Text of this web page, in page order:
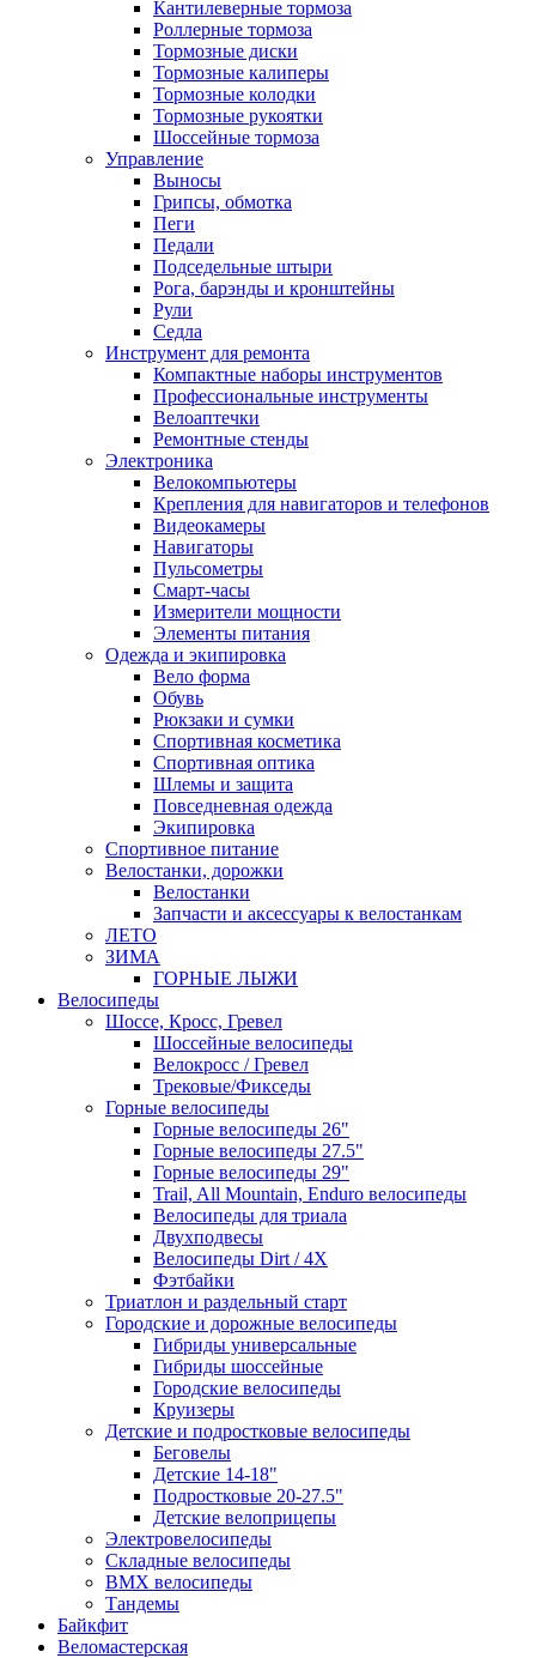
Кантилеверные тормоза
Роллерные тормоза
Тормозные диски
Тормозные калиперы
Тормозные колодки
Тормозные рукоятки
Шоссейные тормоза
Управление
Выносы
Грипсы, обмотка
Пеги
Педали
Подседельные штыри
Рога, барэнды и кронштейны
Рули
Седла
Инструмент для ремонта
Компактные наборы инструментов
Профессиональные инструменты
Велоаптечки
Ремонтные стенды
Электроника
Велокомпьютеры
Крепления для навигаторов и телефонов
Видеокамеры
Навигаторы
Пульсометры
Смарт-часы
Измерители мощности
Элементы питания
Одежда и экипировка
Вело форма
Обувь
Рюкзаки и сумки
Спортивная косметика
Спортивная оптика
Шлемы и защита
Повседневная одежда
Экипировка
Спортивное питание
Велостанки, дорожки
Велостанки
Запчасти и аксессуары к велостанкам
ЛЕТО
ЗИМА
ГОРНЫЕ ЛЫЖИ
Велосипеды
Шоссе, Кросс, Гревел
Шоссейные велосипеды
Велокросс / Гревел
Трековые/Фикседы
Горные велосипеды
Горные велосипеды 26"
Горные велосипеды 27.5"
Горные велосипеды 29"
Trail, All Mountain, Enduro велосипеды
Велосипеды для триала
Двухподвесы
Велосипеды Dirt / 4X
Фэтбайки
Триатлон и раздельный старт
Городские и дорожные велосипеды
Гибриды универсальные
Гибриды шоссейные
Городские велосипеды
Круизеры
Детские и подростковые велосипеды
Беговелы
Детские 14-18"
Подростковые 20-27.5"
Детские велоприцепы
Электровелосипеды
Складные велосипеды
BMX велосипеды
Тандемы
Байкфит
Веломастерская